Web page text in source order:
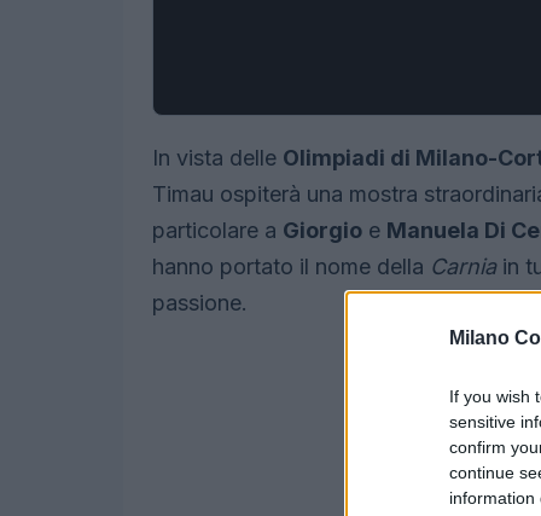
Milano
If you wish
sensitive
confirm
continue
information
In vista delle Olimpiadi di Milano-
Timau ospiterà una mostra
particolare a Giorgio e Manuela Di
hanno portato il nome della Carniain
passione.